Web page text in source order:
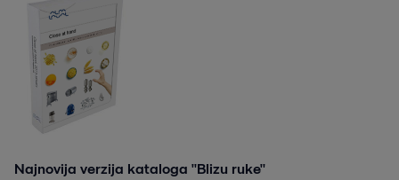
Najnovija verzija kataloga "Blizu ruke"